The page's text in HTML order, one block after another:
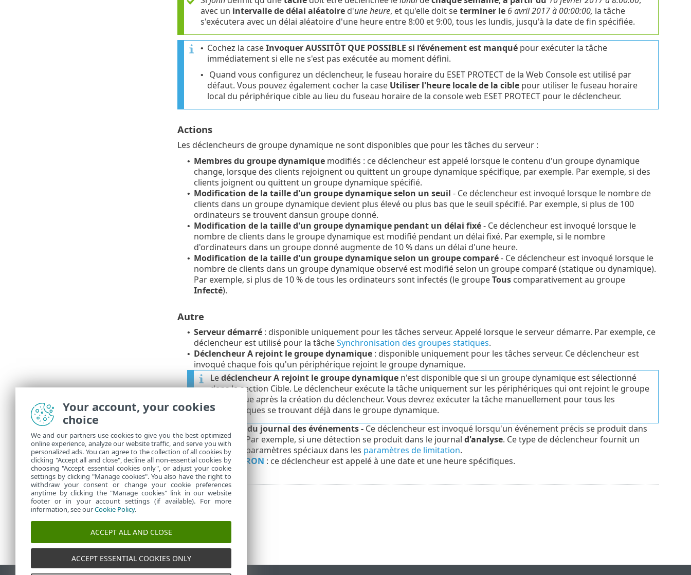
avec un intervalle de délai aléatoired'une heure, et qu'elle doit seterminer le 6 avril 2017 à 00:00:00, la tâche
s'exécutera avec un délai aléatoire d'une heure entre 8:00 et 9:00, tous les lundis, jusqu'à la date de fin spécifiée.
• Cochez la caseInvoquer AUSSITÔT QUE POSSIBLE si l’événement est manquépour exécuter la tâche
immédiatement si elle ne s'est pas exécutée au moment défini.
•
Quand vous configurez un déclencheur, le fuseau horaire du ESET PROTECT de la Web Console est utilisé par
défaut. Vous pouvez également cocher la case Utiliser l'heure locale de la ciblepour utiliser le fuseau horaire
local du périphérique cible au lieu du fuseau horaire de la console web ESET PROTECT pour le déclencheur.
Actions
Les déclencheurs de groupe dynamique ne sont disponibles que pour les tâches du serveur :
• Membres du groupe dynamiquemodifiés : ce déclencheur est appelé lorsque le contenu d'un groupe dynamique
change, lorsque des clients rejoignent ou quittent un groupe dynamique spécifique, par exemple. Par exemple, si des
clients joignent ou quittent un groupe dynamique spécifié.
• Modification de la taille d'un groupe dynamique selon un seuil - Ce déclencheur est invoqué lorsque le nombre de
clients dans un groupe dynamique devient plus élevé ou plus bas que le seuil spécifié. Par exemple, si plus de 100
ordinateurs se trouvent dansun groupe donné.
• Modification de la taille d'un groupe dynamique pendant un délai fixé- Ce déclencheur est invoqué lorsque le
nombre de clients dans le groupe dynamique est modifié pendant un délai fixé. Par exemple, si le nombre
d'ordinateurs dans un groupe donné augmente de 10 % dans un délai d'une heure.
• Modification de la taille d'un groupe dynamique selon un groupe comparé- Ce déclencheur est invoqué lorsque le
nombre de clients dans un groupe dynamique observé est modifié selon un groupe comparé (statique ou dynamique).
Par exemple, si plus de 10 % de tous les ordinateurs sont infectés (le groupeTouscomparativement au groupe
Infecté).
Autre
• Serveur démarré: disponible uniquement pour les tâches serveur. Appelé lorsque le serveur démarre. Par exemple, ce
déclencheur est utilisé pour la tâcheSynchronisation des groupes statiques.
• Déclencheur A rejoint le groupe dynamique: disponible uniquement pour les tâches serveur. Ce déclencheur est
invoqué chaque fois qu'un périphérique rejoint le groupe dynamique.
Ledéclencheur A rejoint le groupe dynamiquen'est disponible que si un groupe dynamique est sélectionné
dans la section Cible. Le déclencheur exécute la tâche uniquement sur les périphériques qui ont rejoint le groupe
dynamique après la création du déclencheur. Vous devrez exécuter la tâche manuellement pour tous les
périphériques se trouvant déjà dans le groupe dynamique.
Déclencheur du journal des événements - Ce déclencheur est invoqué lorsqu'un événement précis se produit dans
les journaux. Par exemple, si une détection se produit dans le journal d'analyse. Ce type de déclencheur fournit un
ensemble de paramètres spéciaux dans les paramètres de limitation.
• Expression CRON : ce déclencheur est appelé à une date et une heure spécifiques.
Your account, your cookies
choice
We and our partners use cookies to give you the best optimized
online experience, analyze our website traffic, and serve you with
personalized ads. You can agree to the collection of all cookies by
clicking "Accept all and close", decline all non-essential cookies by
choosing "Accept essential cookies only", or adjust your cookie
settings by clicking "Manage cookies". You also have the right to
withdraw your consent or change your cookie preferences
anytime by clicking the "Manage cookies" link in our website
footer or in your account settings (if available). For more
information, see ourCookie Policy.
ACCEPT ALL AND CLOSE
ACCEPT ESSENTIAL COOKIES ONLY